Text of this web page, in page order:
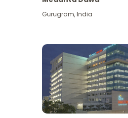
Gurugram,India